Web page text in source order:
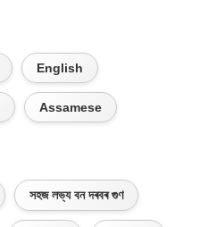
English
Assamese
সহজ লভ্য বন দৰবৰ গুণ